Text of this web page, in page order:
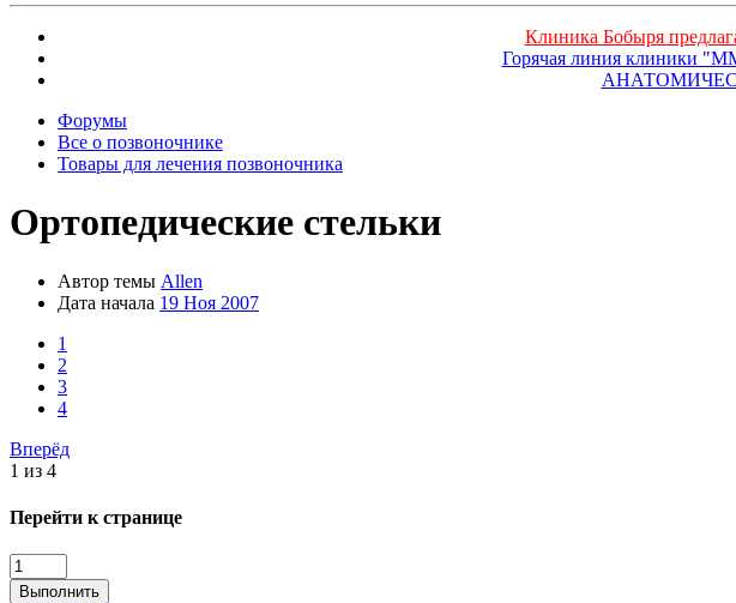
Клиника Бобыря
Горячая линия клиники
Форумы
Все о позвоночнике
Товары для лечения позвоночника
Ортопедические стельки
Автор темы Allen
Дата начала 19 Ноя 2007
1
2
3
4
Вперёд
1 из 4
Перейти к странице
Выполнить